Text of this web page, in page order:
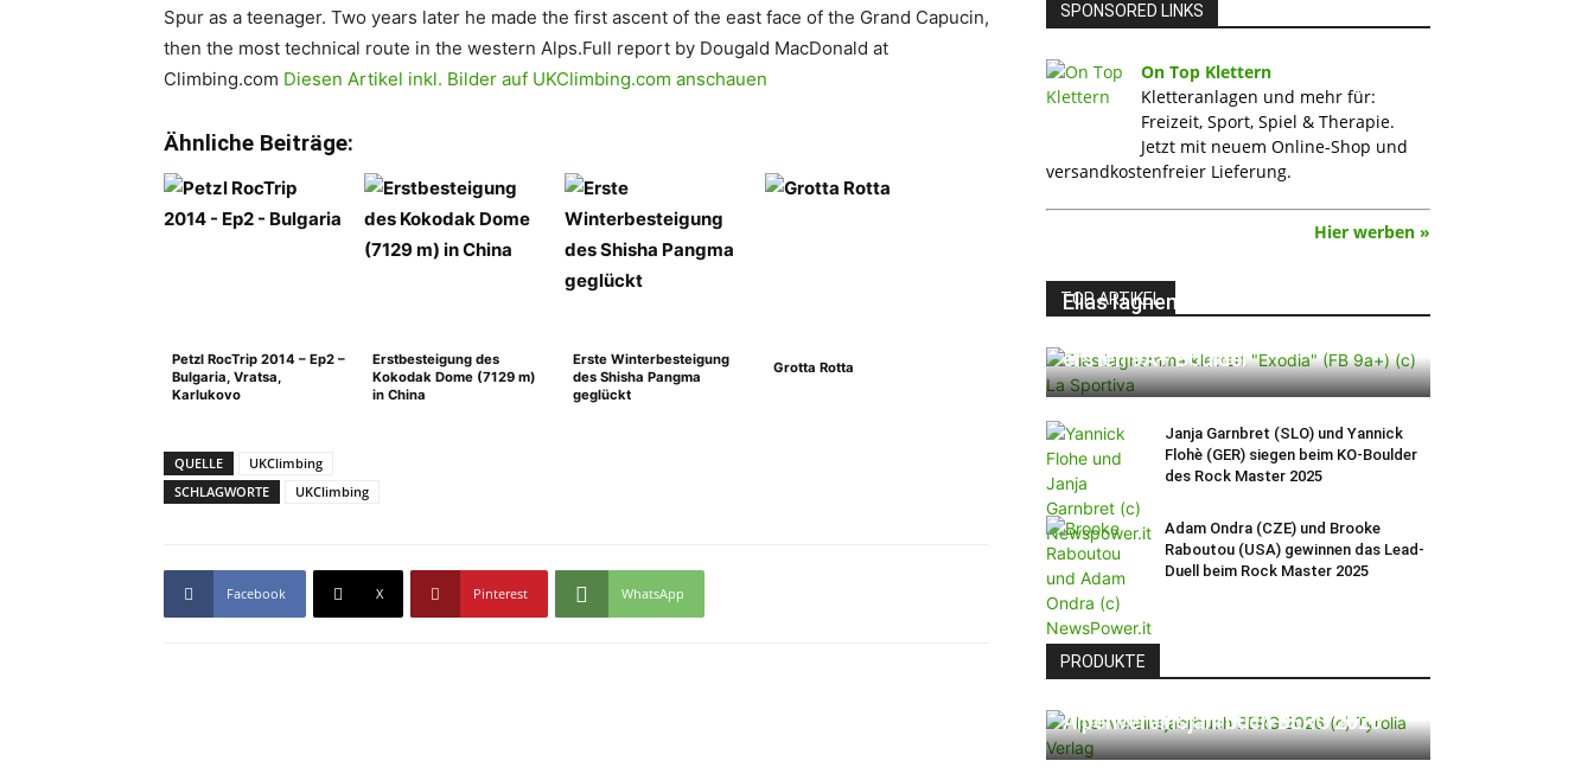
Spur as a teenager. Two years later he made the first ascent of the east face of the Grand Capucin,
then the most technical route in the western Alps.Full report by Dougald MacDonald at
Climbing.com Diesen Artikel inkl. Bilder auf UKClimbing.com anschauen
Ähnliche Beiträge:
Petzl RocTrip 2014 – Ep2 –
Bulgaria, Vratsa,
Karlukovo
Erstbesteigung des
Kokodak Dome (7129 m)
in China
Erste Winterbesteigung
des Shisha Pangma
geglückt
Grotta Rotta
QUELLE
UKClimbing
SCHLAGWORTE
UKClimbing
Facebook X Pinterest WhatsApp
SPONSORED LINKS
On Top Klettern
Kletteranlagen und mehr für:
Freizeit, Sport, Spiel & Therapie.
Jetzt mit neuem Online-Shop und
versandkostenfreier Lieferung.
Hier werben »
TOP ARTIKEL
Elias Iagnemma klettert „Exodia“:
ersten 9A+ Boulder
Janja Garnbret (SLO) und Yannick
Flohè (GER) siegen beim KO-Boulder
des Rock Master 2025
Adam Ondra (CZE) und Brooke
Raboutou (USA) gewinnen das Lead-
Duell beim Rock Master 2025
PRODUKTE
Alpenvereinsjahrbuch BERG 2026